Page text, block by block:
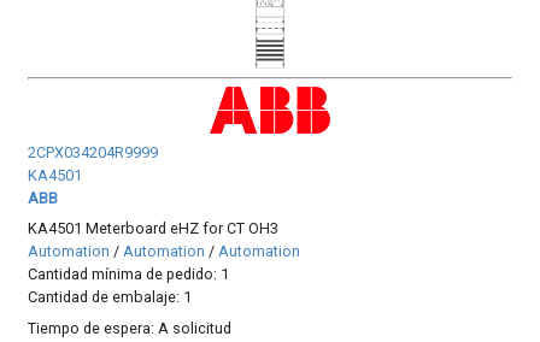
2CPX034204R9999
KA4501
ABB
KA4501 Meterboard eHZ for CT OH3
Automation /Automation /Automation
Cantidad mínima de pedido: 1
Cantidad de embalaje: 1
Tiempo de espera: A solicitud